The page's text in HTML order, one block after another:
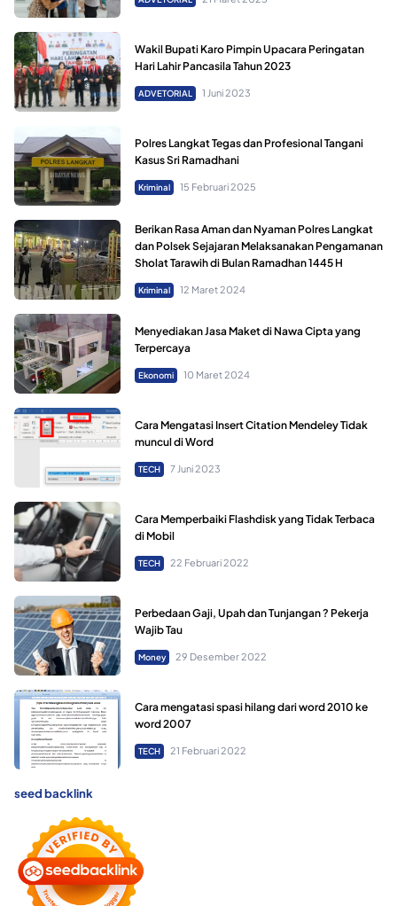
Wakil Bupati Karo Pimpin Upacara Peringatan
Hari Lahir Pancasila Tahun 2023
ADVETORIAL 1 Juni 2023
Polres Langkat Tegas dan Profesional Tangani
Kasus Sri Ramadhani
Kriminal 15 Februari 2025
Berikan Rasa Aman dan Nyaman Polres Langkat
dan Polsek Sejajaran Melaksanakan Pengamanan
Sholat Tarawih di Bulan Ramadhan 1445 H
Kriminal 12 Maret 2024
Menyediakan Jasa Maket di Nawa Cipta yang
Terpercaya
Ekonomi 10 Maret 2024
Cara Mengatasi Insert Citation Mendeley Tidak
muncul di Word
TECH 7 Juni 2023
Cara Memperbaiki Flashdisk yang Tidak Terbaca
di Mobil
TECH 22 Februari 2022
Perbedaan Gaji, Upah dan Tunjangan ? Pekerja
Wajib Tau
Money 29 Desember 2022
Cara mengatasi spasi hilang dari word 2010 ke
word 2007
TECH 21 Februari 2022
seed backlink